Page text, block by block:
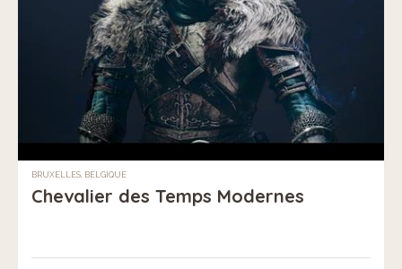
BRUXELLES, BELGIQUE
Chevalier des Temps Modernes